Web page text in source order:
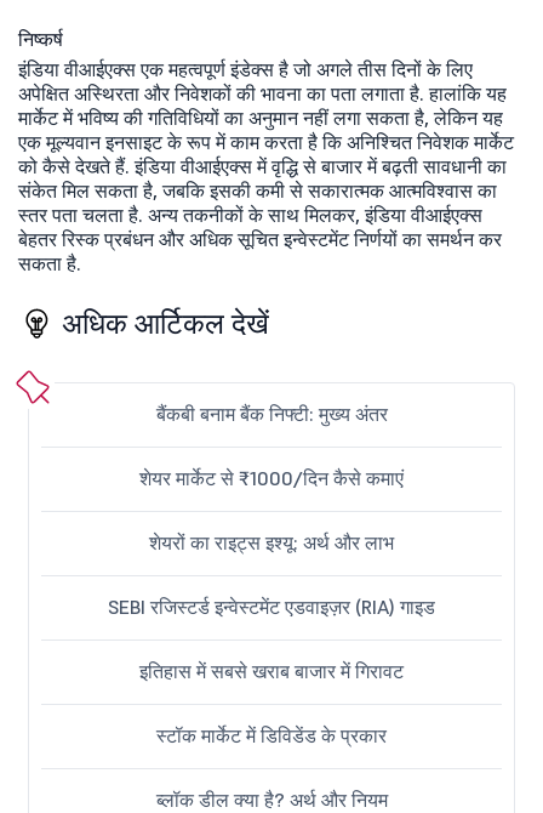
निष्कर्ष
इंडिया वीआईएक्स एक महत्वपूर्ण इंडेक्स है जो अगले तीस दिनों के लिए
अपेक्षित अस्थिरता और निवेशकों की भावना का पता लगाता है. हालांकि यह
मार्केट में भविष्य की गतिविधियों का अनुमान नहीं लगा सकता है, लेकिन यह
एक मूल्यवान इनसाइट के रूप में काम करता है कि अनिश्चित निवेशक मार्केट
को कैसे देखते हैं. इंडिया वीआईएक्स में वृद्धि से बाजार में बढ़ती सावधानी का
संकेत मिल सकता है, जबकि इसकी कमी से सकारात्मक आत्मविश्वास का
स्तर पता चलता है. अन्य तकनीकों के साथ मिलकर, इंडिया वीआईएक्स
बेहतर रिस्क प्रबंधन और अधिक सूचित इन्वेस्टमेंट निर्णयों का समर्थन कर
सकता है.
अधिक आर्टिकल देखें
बैंकबी बनाम बैंक निफ्टी: मुख्य अंतर
शेयर मार्केट से ₹1000/दिन कैसे कमाएं
शेयरों का राइट्स इश्यू: अर्थ और लाभ
SEBI रजिस्टर्ड इन्वेस्टमेंट एडवाइज़र (RIA) गाइड
इतिहास में सबसे खराब बाजार में गिरावट
स्टॉक मार्केट में डिविडेंड के प्रकार
ब्लॉक डील क्या है? अर्थ और नियम